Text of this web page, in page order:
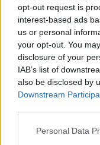
opt-out request is
interest-based ads
us or personal
your opt-out. You
disclosure of your
IAB’s list of
also be disclosed by
Downstream
Personal Data
Θέσεις εργασίας
Όλες οι Θέσεις